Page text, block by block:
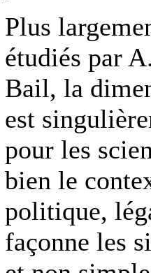
Plus
étudiés par
Bail, la
est
pour les
bien le
politique,
façonne les